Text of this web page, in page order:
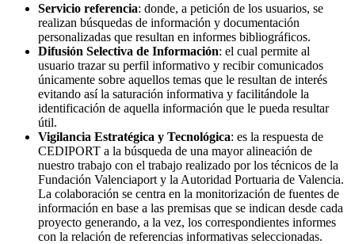
Servicio referencia: donde, a petición de los usuarios, se
realizan búsquedas de información y documentación
personalizadas que resultan en informes bibliográficos.
Difusión Selectiva de Información: el cual permite al
usuario trazar su perfil informativo y recibir comunicados
únicamente sobre aquellos temas que le resultan de interés
evitando así la saturación informativa y facilitándole la
identificación de aquella información que le pueda resultar
útil.
Vigilancia Estratégica y Tecnológica: es la respuesta de
CEDIPORT a la búsqueda de una mayor alineación de
nuestro trabajo con el trabajo realizado por los técnicos de la
Fundación Valenciaport y la Autoridad Portuaria de Valencia.
La colaboración se centra en la monitorización de fuentes de
información en base a las premisas que se indican desde cada
proyecto generando, a la vez, los correspondientes informes
con la relación de referencias informativas seleccionadas.